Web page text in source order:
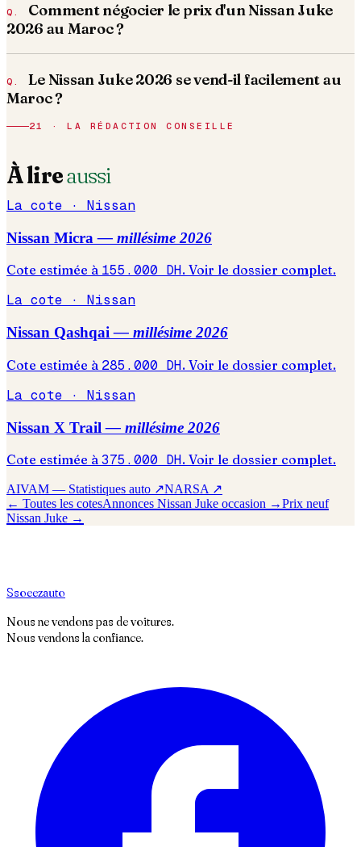
Comment négocier le prix d'un Nissan Juke
2026 au Maroc ?
Le Nissan Juke 2026 se vend-il facilement au
Maroc ?
21 · LA RÉDACTION CONSEILLE
À lireaussi
La cote · Nissan
Nissan Micra — millésime 2026
Cote estimée à 155.000 DH. Voir le dossier complet.
La cote · Nissan
Nissan Qashqai — millésime 2026
Cote estimée à 285.000 DH. Voir le dossier complet.
La cote · Nissan
Nissan X Trail — millésime 2026
Cote estimée à 375.000 DH. Voir le dossier complet.
AIVAM — Statistiques auto ↗NARSA ↗
← Toutes les cotesAnnonces Nissan Juke occasion →Prix neuf
Nissan Juke →
Ssoeezauto
Nous ne vendons pas de voitures.
Nous vendons la confiance.